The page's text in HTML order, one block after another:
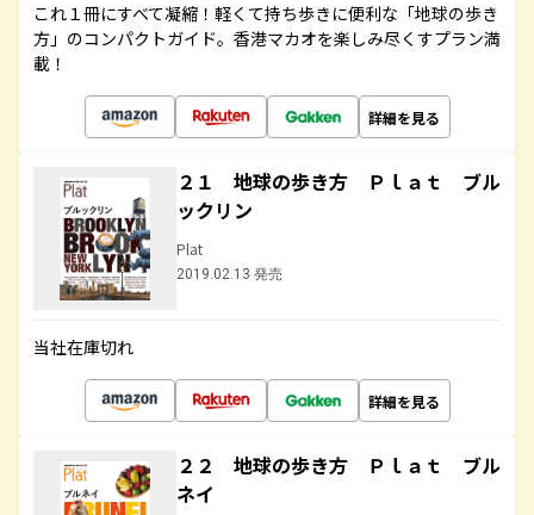
これ１冊にすべて凝縮！軽くて持ち歩きに便利な「地球の歩き
方」のコンパクトガイド。香港マカオを楽しみ尽くすプラン満
載！
詳細を見る
２１ 地球の歩き方 Ｐｌａｔ ブル
ックリン
Plat
2019.02.13 発売
当社在庫切れ
詳細を見る
２２ 地球の歩き方 Ｐｌａｔ ブル
ネイ